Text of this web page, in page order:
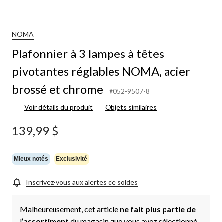
NOMA
Plafonnier à 3 lampes à têtes
pivotantes réglables NOMA, acier
brossé et chrome
#052-9507-8
Voir détails du produit
Objets similaires
139,99 $
Mieux notés Exclusivité
Inscrivez-vous aux alertes de soldes
Malheureusement, cet article ne fait plus partie de